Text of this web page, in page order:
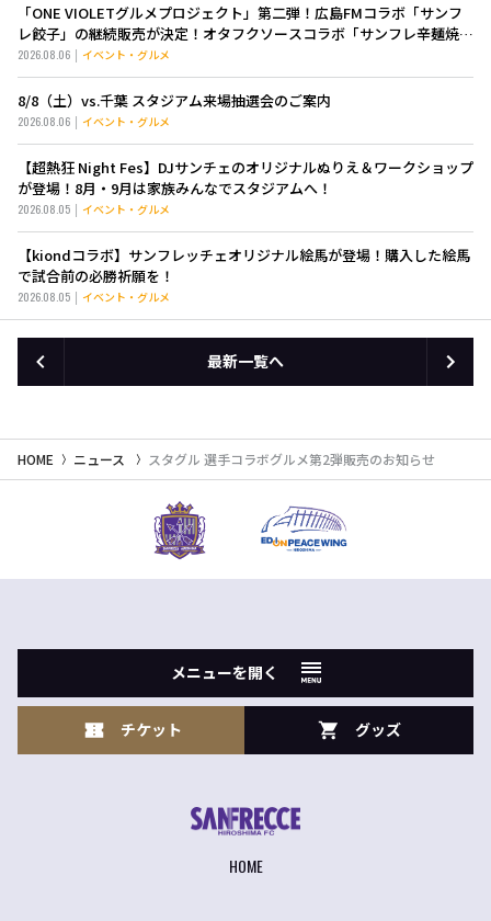
「ONE VIOLETグルメプロジェクト」第二弾！広島FMコラボ「サンフ
レ餃子」の継続販売が決定！オタフクソースコラボ「サンフレ辛麺焼き
そば」も新登場！
2026.08.06 イベント・グルメ
8/8（土）vs.千葉 スタジアム来場抽選会のご案内
2026.08.06 イベント・グルメ
【超熱狂 Night Fes】DJサンチェのオリジナルぬりえ＆ワークショップ
が登場！8月・9月は家族みんなでスタジアムへ！
2026.08.05 イベント・グルメ
【kiondコラボ】サンフレッチェオリジナル絵馬が登場！購入した絵馬
で試合前の必勝祈願を！
2026.08.05 イベント・グルメ
最新一覧へ
HOME ニュース スタグル 選手コラボグルメ第2弾販売のお知らせ
メニューを開く
チケット グッズ
HOME